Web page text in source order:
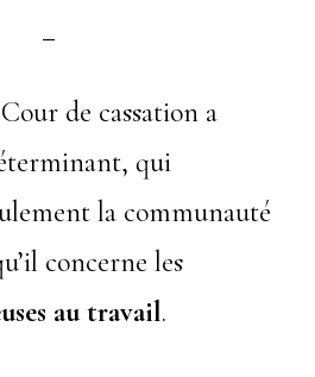
de cassation a
qui
la communauté
concerne les
au travail.